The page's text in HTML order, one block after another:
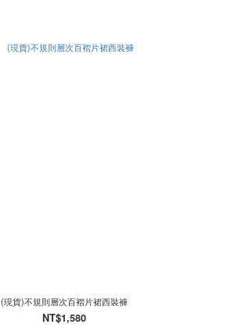
(現貨)不規則層次百褶片裙西裝褲
NT$1,580